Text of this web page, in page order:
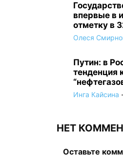
впервые в
отметку в
Олеся
Путин: в
тенденция
Инга Кайсина
НЕТ
Оставьте